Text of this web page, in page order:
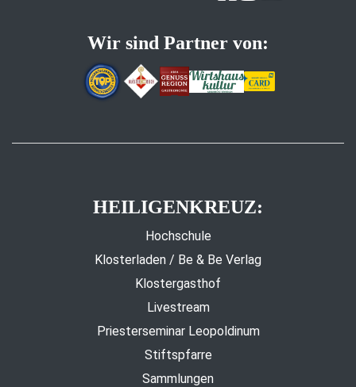
Wir sind Partner von:
HEILIGENKREUZ:
Hochschule
Klosterladen / Be & Be Verlag
Klostergasthof
Livestream
Priesterseminar Leopoldinum
Stiftspfarre
Sammlungen